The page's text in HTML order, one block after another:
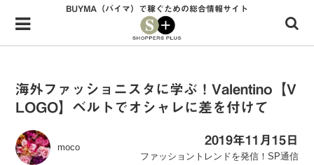
Menu
HOME
34歳独身OLバイマ実践記
無在庫で自由気ままに稼ぐ！バイマ実践記
BUYMA（バイマ）で稼ぐための総合情報サイト
海外ファッショニスタに学ぶ！Valentino【V
LOGO】ベルトでオシャレに差を付けて
moco
2019年11月15日
ファッショントレンドを発信！SP通信